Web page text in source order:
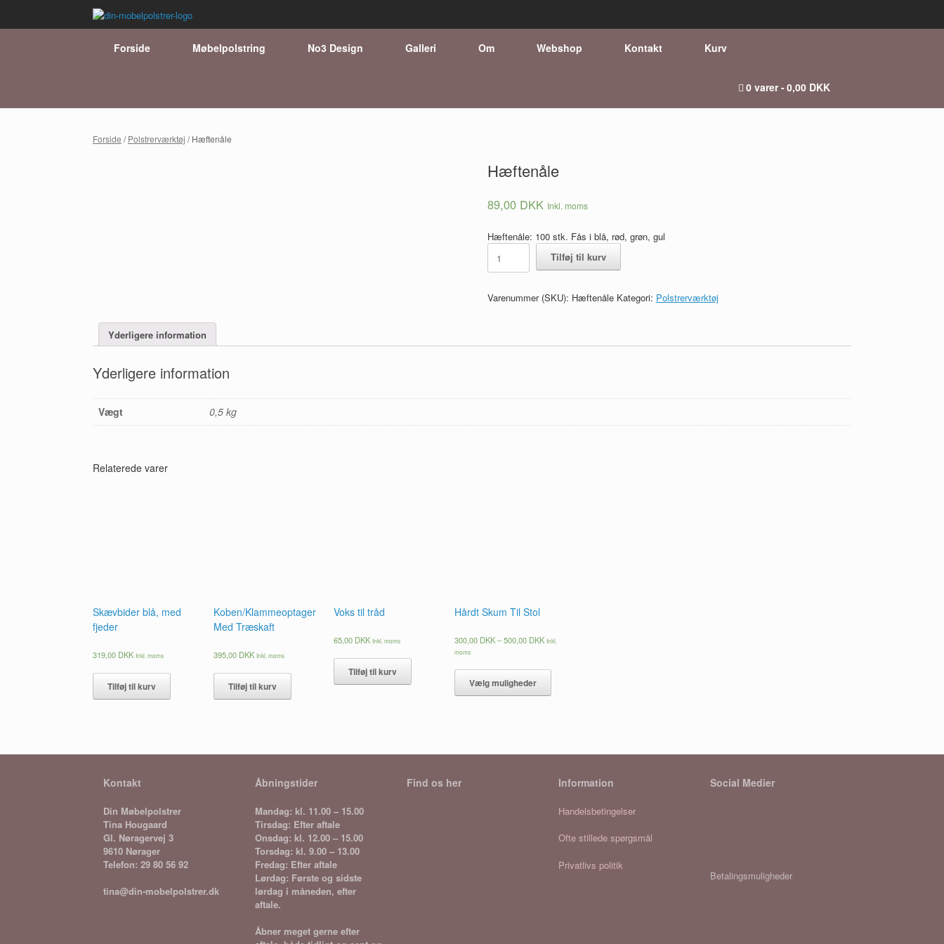
indhold
Forside Møbelpolstring No3 Design Galleri Om Webshop Kontakt Kurv
0 varer 0,00 DKK
Forside /Polstrerværktøj / Hæftenåle
Hæftenåle
89,00 DKK Inkl. moms
Hæftenåle: 100 stk. Fås i blå, rød, grøn, gul
antal
Tilføj til kurv
Varenummer (SKU): Hæftenåle Kategori: Polstrerværktøj
Yderligere information
Yderligere information
Vægt 0,5 kg
Relaterede varer
Skævbider blå, med
fjeder
319,00 DKK Inkl. moms
Tilføj til kurv
Koben/Klammeoptager
Med Træskaft
395,00 DKK Inkl. moms
Tilføj til kurv
Voks til tråd
65,00 DKK Inkl. moms
Tilføj til kurv
Hårdt Skum Til Stol
300,00 DKK – 500,00 DKKPrisinterval:
500,00 DKK
Inkl.
moms
Vælg muligheder
Dette
har
varesiden
Kontakt
Din Møbelpolstrer
Tina Hougaard
Gl. Nøragervej 3
9610 Nørager
Telefon: 29 80 56 92
tina@din-mobelpolstrer.dk
Åbningstider
Mandag: kl. 11.00 – 15.00
Tirsdag: Efter aftale
Onsdag: kl. 12.00 – 15.00
Torsdag: kl. 9.00 – 13.00
Fredag: Efter aftale
Lørdag: Første og sidste
lørdag i måneden, efter
aftale.
Åbner meget gerne efter
Find os her Information
Handelsbetingelser
Ofte stillede spørgsmål
Privatlivs politik
Social Medier
Betalingsmuligheder